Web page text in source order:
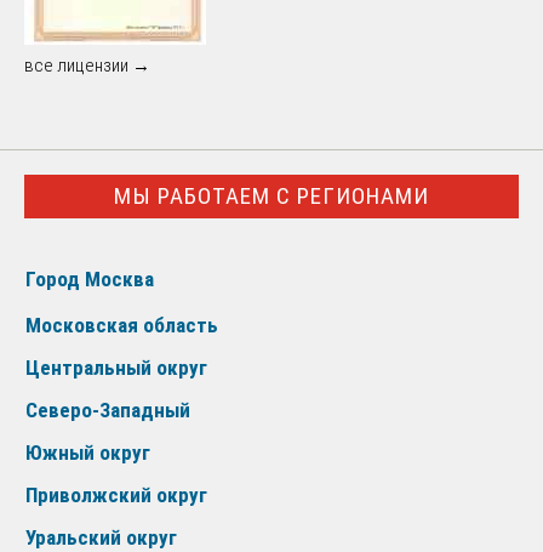
все лицензии →
МЫ РАБОТАЕМ С РЕГИОНАМИ
Город Москва
Московская область
Центральный округ
Северо-Западный
Южный округ
Приволжский округ
Уральский округ